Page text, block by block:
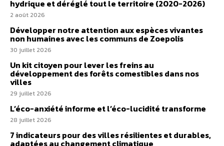
hydrique et déréglé tout le territoire (2020-2026)
2 août 2026
Développer notre attention aux espèces vivantes
non humaines avec les communs de Zoepolis
30 juillet 2026
Un kit citoyen pour lever les freins au
développement des forêts comestibles dans nos
villes
29 juillet 2026
L’éco-anxiété informe et l’éco-lucidité transforme
28 juillet 2026
7 indicateurs pour des villes résilientes et durables,
adaptées au changement climatique